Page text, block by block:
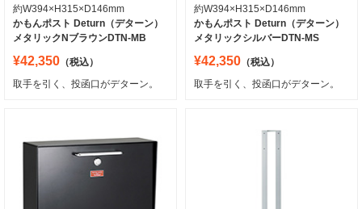
約W394×H315×D146mm
かもんポスト Deturn（デターン）
メタリックNブラウンDTN-MB
¥42,350 （税込）
取手を引く、投函口がデターン。
約W394×H315×D146mm
かもんポスト Deturn（デターン）
メタリックシルバーDTN-MS
¥42,350 （税込）
取手を引く、投函口がデターン。